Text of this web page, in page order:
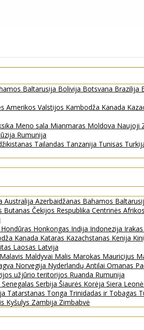
Baltarusija Bolivija Botsvana Brazilija
Amerikos Valstijos Kambodža Kanada
Meno sala Mianmaras Moldova Naujoji
Rumunija
Tailandas Tanzanija Tunisas
Australija Azerbaidžanas Bahamos
Butanas Čekijos Respublika Centrinės
Hondūras Honkongas Indija Indonezija Irakas
Kanada Kataras Kazachstanas Kenija
Laosas Latvija
Malavis Maldyvai Malis Marokas Mauricijus
Norvegija Nyderlandų Antilai Omanas
užjūrio teritorijos Ruanda Rumunija
Senegalas Serbija Šiaurės Korėja Siera Leonė
Tatarstanas Tonga Trinidadas ir Tobagas
Kyšulys Zambija Zimbabvė